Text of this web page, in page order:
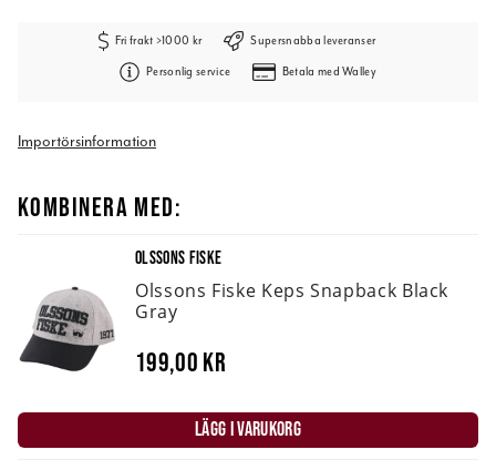
Fri frakt >1000 kr Supersnabba leveranser
Personlig service Betala med Walley
Importörsinformation
KOMBINERA MED:
OLSSONS FISKE
Olssons Fiske Keps Snapback Black
Gray
199,00 kr
LÄGG I VARUKORG